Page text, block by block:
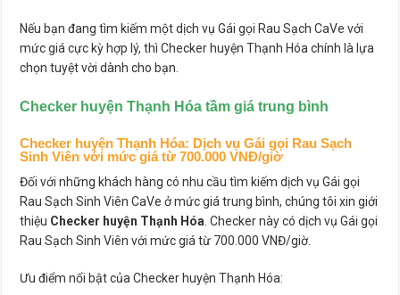
Nếu bạn đang tìm kiếm một dịch vụ Gái gọi Rau Sạch CaVe với
mức giá cực kỳ hợp lý, thì Checker huyện Thạnh Hóa chính là lựa
chọn tuyệt vời dành cho bạn.
Checker huyện Thạnh Hóa tầm giá trung bình
Checker huyện Thạnh Hóa: Dịch vụ Gái gọi Rau Sạch
Sinh Viên với mức giá từ 700.000 VNĐ/giờ
Đối với những khách hàng có nhu cầu tìm kiếm dịch vụ Gái gọi
Rau Sạch Sinh Viên CaVe ở mức giá trung bình, chúng tôi xin giới
thiệu Checker huyện Thạnh Hóa. Checker này có dịch vụ Gái gọi
Rau Sạch Sinh Viên với mức giá từ 700.000 VNĐ/giờ.
Ưu điểm nổi bật của Checker huyện Thạnh Hóa: